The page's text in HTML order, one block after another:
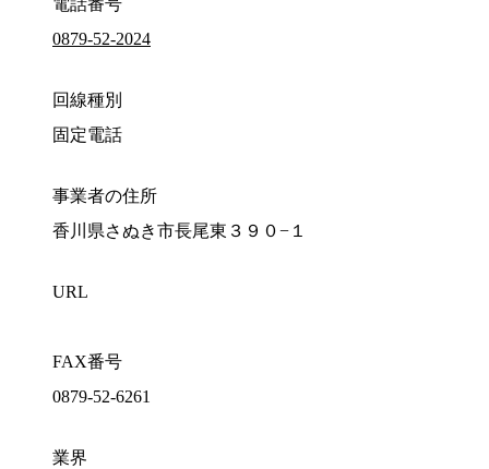
電話番号
0879-52-2024
回線種別
固定電話
事業者の住所
香川県さぬき市長尾東３９０−１
URL
FAX番号
0879-52-6261
業界